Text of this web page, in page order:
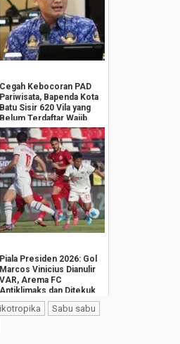
Cegah Kebocoran PAD
Pariwisata, Bapenda Kota
Batu Sisir 620 Vila yang
Belum Terdaftar Wajib
Pajak
Piala Presiden 2026: Gol
Marcos Vinicius Dianulir
VAR, Arema FC
Antiklimaks dan Ditekuk
Persija 1-3
Sabu sabu